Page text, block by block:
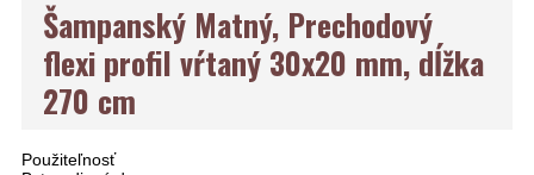
Šampanský Matný, Prechodový
flexi profil vŕtaný 30x20 mm, dĺžka
270 cm
Použiteľnosť